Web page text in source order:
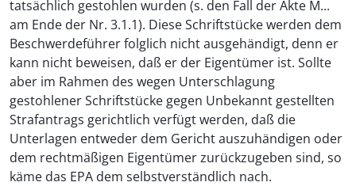
tatsächlich gestohlen wurden (s. den Fall der Akte M...
am Ende der Nr. 3.1.1). Diese Schriftstücke werden dem
Beschwerdeführer folglich nicht ausgehändigt, denn er
kann nicht beweisen, daß er der Eigentümer ist. Sollte
aber im Rahmen des wegen Unterschlagung
gestohlener Schriftstücke gegen Unbekannt gestellten
Strafantrags gerichtlich verfügt werden, daß die
Unterlagen entweder dem Gericht auszuhändigen oder
dem rechtmäßigen Eigentümer zurückzugeben sind, so
käme das EPA dem selbstverständlich nach.